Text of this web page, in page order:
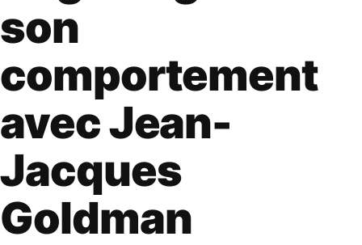
son
comportement
avec Jean-
Jacques
Goldman